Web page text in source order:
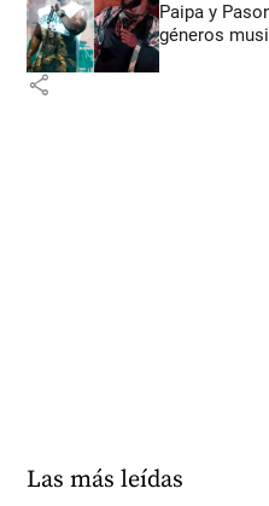
Paipa y
géneros
share
Las más leídas